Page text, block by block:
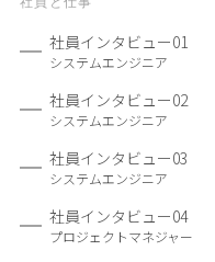
社員インタビュー01
システムエンジニア
社員インタビュー02
システムエンジニア
社員インタビュー03
システムエンジニア
社員インタビュー04
プロジェクトマネジャー